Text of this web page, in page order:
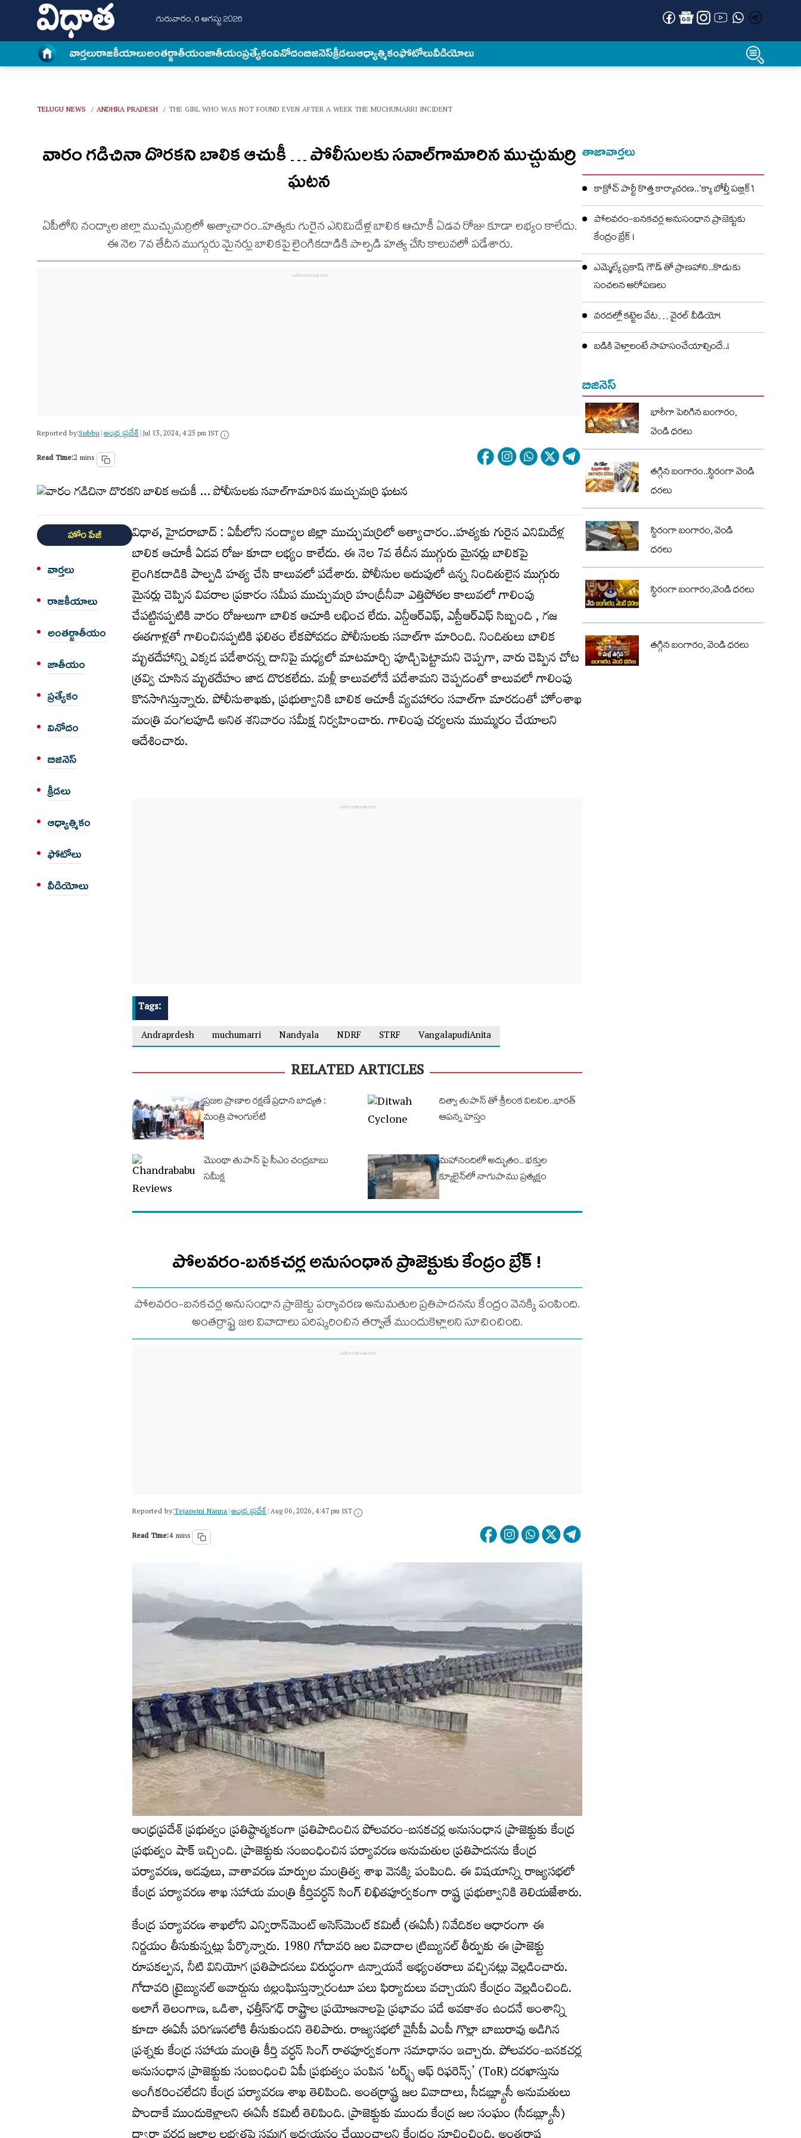
గురువారం, 6 ఆగస్టు 2026
వార్త‌లురాజకీయాలుఅంత‌ర్జాతీయంజాతీయంప్రత్యేకంవినోదంబిజినెస్క్రీడలుఆధ్యాత్మికంఫోటోలువీడియోలు
TELUGU NEWS / ANDHRA PRADESH / THE GIRL WHO WAS NOT FOUND EVEN AFTER A WEEK THE MUCHUMARRI INCIDENT
వారం గడిచినా దొరకని బాలిక ఆచుకీ … పోలీసులకు సవాల్‌గామారిన ముచ్చుమర్రి
ఘటన
ఏపీలోని నంద్యాల జిల్లా ముచ్చుమర్రిలో అత్యాచారం..హత్యకు గురైన ఎనిమిదేళ్ల బాలిక ఆచూకీ ఏడవ రోజు కూడా లభ్యం కాలేదు.
ఈ నెల 7వ తేదీన ముగ్గురు మైనర్లు బాలికపై లైంగికదాడికి పాల్పడి హత్య చేసి కాలువలో పడేశారు.
Reported by:Subbu|ఆంధ్ర ప్రదేశ్|Jul 13, 2024, 4:25 pm IST
Read Time:2 mins
హోం పేజీ
వార్త‌లు
రాజకీయాలు
అంత‌ర్జాతీయం
జాతీయం
ప్రత్యేకం
వినోదం
బిజినెస్
క్రీడలు
ఆధ్యాత్మికం
ఫోటోలు
వీడియోలు
విధాత, హైదరాబాద్ : ఏపీలోని నంద్యాల జిల్లా ముచ్చుమర్రిలో అత్యాచారం..హత్యకు గురైన ఎనిమిదేళ్ల
బాలిక ఆచూకీ ఏడవ రోజు కూడా లభ్యం కాలేదు. ఈ నెల 7వ తేదీన ముగ్గురు మైనర్లు బాలికపై
లైంగికదాడికి పాల్పడి హత్య చేసి కాలువలో పడేశారు. పోలీసుల అదుపులో ఉన్న నిందితులైన ముగ్గురు
మైనర్లు చెప్పిన వివరాల ప్రకారం సమీప ముచ్చుమర్రి హంద్రీనీవా ఎత్తిపోతల కాలువలో గాలింపు
చేపట్టినప్పటికి వారం రోజులుగా బాలిక ఆచూకి లభించ లేదు. ఎన్డీఆర్‌ఎఫ్‌, ఎస్టీఆర్‌ఎఫ్ సిబ్బంది , గజ
ఈతగాళ్లతో గాలించినప్పటికి ఫలితం లేకపోవడం పోలీసులకు సవాల్‌గా మారింది. నిందితులు బాలిక
మృతదేహాన్ని ఎక్కడ పడేశారన్న దానిపై మధ్యలో మాటమార్చి పూడ్చిపెట్టామని చెప్పగా, వారు చెప్పిన చోట
త్రవ్వి చూసిన మృతదేహం జాడ దొరకలేదు. మళ్లీ కాలువలోనే పడేశామని చెప్పడంతో కాలువలో గాలింపు
కొనసాగిస్తున్నారు. పోలీసుశాఖకు, ప్రభుత్వానికి బాలిక ఆచూకీ వ్యవహారం సవాల్‌గా మారడంతో హోంశాఖ
మంత్రి వంగలపూడి అనిత శనివారం సమీక్ష నిర్వహించారు. గాలింపు చర్యలను ముమ్మరం చేయాలని
ఆదేశించారు.
Tags:
Andraprdesh
muchumarri Nandyala NDRF STRF VangalapudiAnita
RELATED ARTICLES
ప్రజ‌ల ప్రాణాల రక్షణే ప్రధాన బాధ్యత :
మంత్రి పొంగులేటి
దిత్వా తుపాన్ తో శ్రీలంక విలవిల..భారత్
ఆపన్న హస్తం
మొంథా తుపాన్ పై సీఎం చంద్రబాబు
సమీక్ష
మ‌హానందిలో అద్భుతం.. భ‌క్తుల
క్యూలైన్‌లో నాగుపాము ప్ర‌త్య‌క్షం
పోలవరం-బనకచర్ల అనుసంధాన ప్రాజెక్టుకు కేంద్రం బ్రేక్ !
పోలవరం-బనకచర్ల అనుసంధాన ప్రాజెక్టు పర్యావరణ అనుమతుల ప్రతిపాదనను కేంద్రం వెనక్కి పంపింది.
అంతర్రాష్ట్ర జల వివాదాలు పరిష్కరించిన తర్వాతే ముందుకెళ్లాలని సూచించింది.
Reported by:Tejaswini Nanna|ఆంధ్ర ప్రదేశ్|Aug 06, 2026, 4:47 pm IST
Read Time:4 mins
ఆంధ్రప్రదేశ్ ప్రభుత్వం ప్రతిష్ఠాత్మకంగా ప్రతిపాదించిన పోలవరం-బనకచర్ల అనుసంధాన ప్రాజెక్టుకు కేంద్ర
ప్రభుత్వం షాక్ ఇచ్చింది. ప్రాజెక్టుకు సంబంధించిన పర్యావరణ అనుమతుల ప్రతిపాదనను కేంద్ర
పర్యావరణ, అడవులు, వాతావరణ మార్పుల మంత్రిత్వ శాఖ వెనక్కి పంపింది. ఈ విషయాన్ని రాజ్యసభలో
కేంద్ర పర్యావరణ శాఖ సహాయ మంత్రి కీర్తివర్ధన్ సింగ్ లిఖితపూర్వకంగా రాష్ట్ర ప్రభుత్వానికి తెలియజేశారు.
కేంద్ర పర్యావరణ శాఖలోని ఎన్విరాన్‌మెంట్ అసెస్‌మెంట్ కమిటీ (ఈఏసీ) నివేదికల ఆధారంగా ఈ
నిర్ణయం తీసుకున్నట్లు పేర్కొన్నారు. 1980 గోదావరి జల వివాదాల ట్రిబ్యునల్ తీర్పుకు ఈ ప్రాజెక్టు
రూపకల్పన, నీటి వినియోగ ప్రతిపాదనలు విరుద్ధంగా ఉన్నాయనే అభ్యంతరాలు వచ్చినట్లు వెల్లడించారు.
గోదావరి ట్రైబ్యునల్ అవార్డును ఉల్లంఘిస్తున్నారంటూ పలు ఫిర్యాదులు వచ్చాయని కేంద్రం వెల్లడించింది.
అలాగే తెలంగాణ, ఒడిశా, ఛత్తీస్‌గఢ్ రాష్ట్రాల ప్రయోజనాలపై ప్రభావం పడే అవకాశం ఉందనే అంశాన్ని
కూడా ఈఏసీ పరిగణనలోకి తీసుకుందని తెలిపారు. రాజ్యసభలో వైసీపీ ఎంపీ గొల్లా బాబురావు అడిగిన
ప్రశ్నకు కేంద్ర సహాయ మంత్రి కీర్తి వర్ధన్ సింగ్ రాతపూర్వకంగా సమాధానం ఇచ్చారు. పోలవరం-బనకచర్ల
అనుసంధాన ప్రాజెక్టుకు సంబంధించి ఏపీ ప్రభుత్వం పంపిన ‘టర్మ్స్ ఆఫ్ రిఫరెన్స్’ (ToR) దరఖాస్తును
అంగీకరించలేదని కేంద్ర పర్యావరణ శాఖ తెలిపింది. అంతర్రాష్ట్ర జల వివాదాలు, సీడబ్ల్యూసీ అనుమతులు
పొందాకే ముందుకెళ్లాలని ఈఏసీ కమిటీ తెలిపింది. ప్రాజెక్టుకు ముందు కేంద్ర జల సంఘం (సీడబ్ల్యూసీ)
తాజావార్తలు
కాక్రోచ్ పార్టీ కొత్త కార్యాచరణ..‘క్యా బోల్తీ పబ్లిక్’!
పోలవరం-బనకచర్ల అనుసంధాన ప్రాజెక్టుకు
కేంద్రం బ్రేక్ !
ఎమ్మెల్యే ప్రకాష్ గౌడ్ తో ప్రాణహాని..కొడుకు
సంచలన ఆరోపణలు
వరదల్లో కట్టెల వేట… వైరల్ వీడియో!
బడికి వెళ్లాలంటే సాహసంచేయాల్సిందే..!
బిజినెస్
భారీగా పెరిగిన బంగారం,
వెండి ధరలు
తగ్గిన బంగారం..స్థిరంగా వెండి
ధరలు
స్థిరంగా బంగారం, వెండి
ధరలు
స్థిరంగా బంగారం,వెండి ధరలు
తగ్గిన బంగారం, వెండి ధరలు